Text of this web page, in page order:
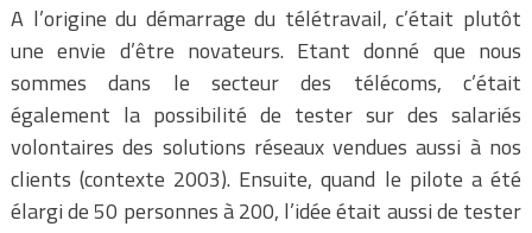
A l’origine du démarrage du télétravail, c’était plutôt
une envie d’être novateurs. Etant donné que nous
sommes dans le secteur des télécoms, c’était
également la possibilité de tester sur des salariés
volontaires des solutions réseaux vendues aussi à nos
clients (contexte 2003). Ensuite, quand le pilote a été
élargi de 50 personnes à 200, l’idée était aussi de tester